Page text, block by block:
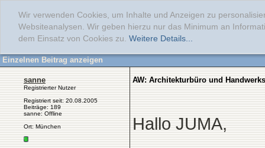
Wir verwenden Cookies, um Inhalte und Anzeigen zu
Websiteanalysen. Wir geben hierzu nur das Minimum an
dem Einsatz von Cookies zu. Weitere Details...
Einzelnen Beitrag anzeigen
sanne
Registrierter Nutzer
Registriert seit: 20.08.2005
Beiträge: 189
sanne: Offline
Ort: München
AW: Architekturbüro und
Hallo JUMA,